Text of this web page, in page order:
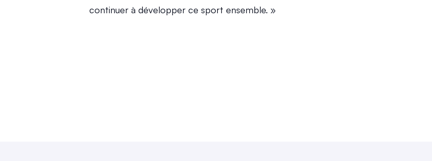
continuer à développer ce sport ensemble. »